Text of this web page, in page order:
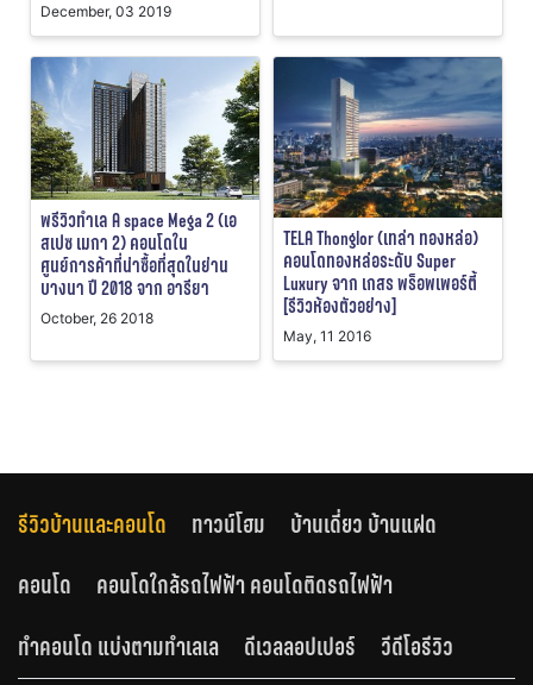
December, 03 2019
พรีวิวทำเล A space Mega 2 (เอ
สเปซ เมกา 2) คอนโดใน
ศูนย์การค้าที่น่าซื้อที่สุดในย่าน
บางนา ปี 2018 จาก อารียา
October, 26 2018
TELA Thonglor (เทล่า ทองหล่อ)
คอนโดทองหล่อระดับ Super
Luxury จาก เกสร พร็อพเพอร์ตี้
[รีวิวห้องตัวอย่าง]
May, 11 2016
รีวิวบ้านและคอนโด ทาวน์โฮม
บ้านเดี่ยว บ้านแฝด
คอนโด
คอนโดใกล้รถไฟฟ้า คอนโดติดรถไฟฟ้า
ทำคอนโด แบ่งตามทำเลเล
ดีเวลลอปเปอร์ วีดีโอรีวิว